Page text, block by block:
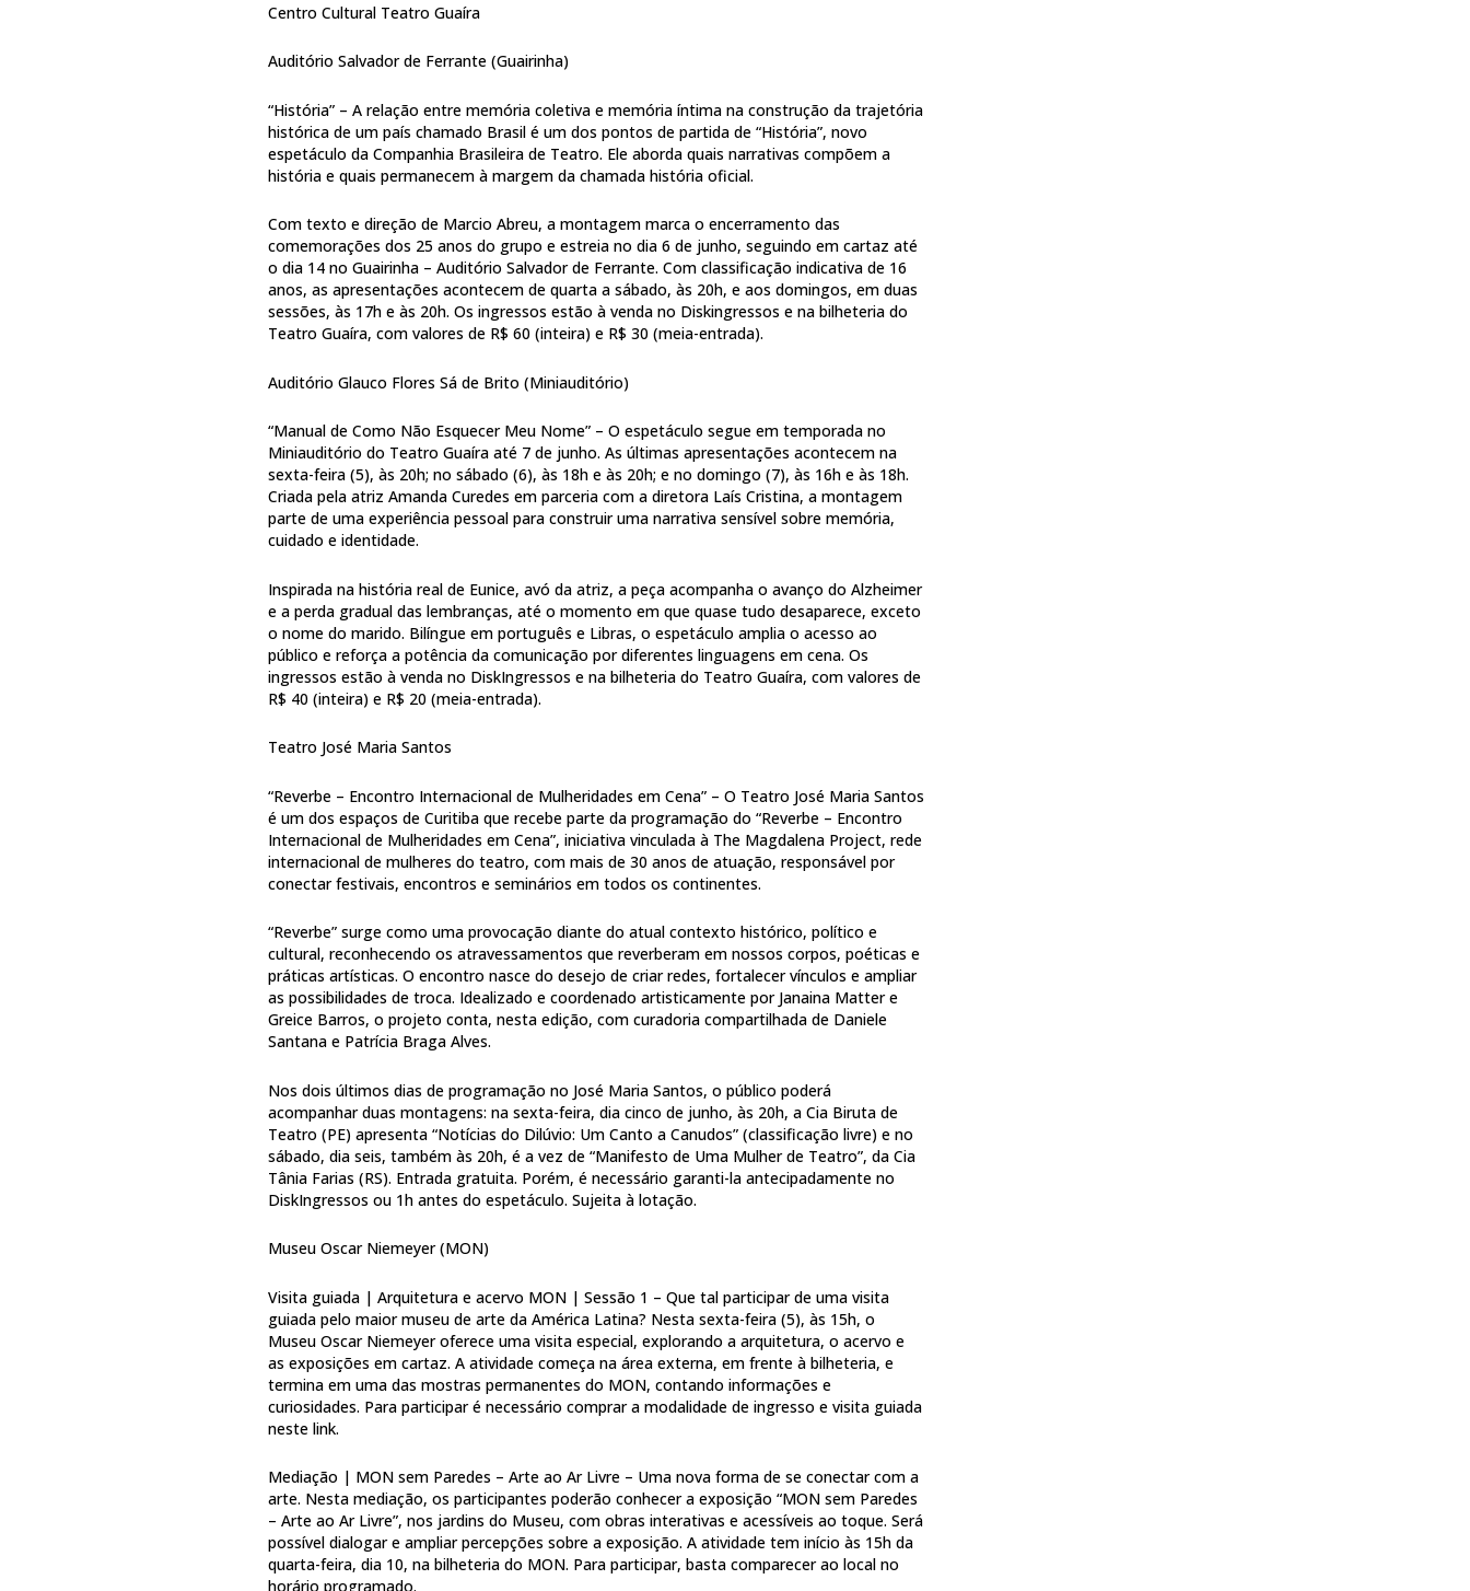
Centro Cultural Teatro Guaíra
Auditório Salvador de Ferrante (Guairinha)
“História” – A relação entre memória coletiva e memória íntima na construção da trajetória
histórica de um país chamado Brasil é um dos pontos de partida de “História”, novo
espetáculo da Companhia Brasileira de Teatro. Ele aborda quais narrativas compõem a
história e quais permanecem à margem da chamada história oficial.
Com texto e direção de Marcio Abreu, a montagem marca o encerramento das
comemorações dos 25 anos do grupo e estreia no dia 6 de junho, seguindo em cartaz até
o dia 14 no Guairinha – Auditório Salvador de Ferrante. Com classificação indicativa de 16
anos, as apresentações acontecem de quarta a sábado, às 20h, e aos domingos, em duas
sessões, às 17h e às 20h. Os ingressos estão à venda no Diskingressos e na bilheteria do
Teatro Guaíra, com valores de R$ 60 (inteira) e R$ 30 (meia-entrada).
Auditório Glauco Flores Sá de Brito (Miniauditório)
“Manual de Como Não Esquecer Meu Nome” – O espetáculo segue em temporada no
Miniauditório do Teatro Guaíra até 7 de junho. As últimas apresentações acontecem na
sexta-feira (5), às 20h; no sábado (6), às 18h e às 20h; e no domingo (7), às 16h e às 18h.
Criada pela atriz Amanda Curedes em parceria com a diretora Laís Cristina, a montagem
parte de uma experiência pessoal para construir uma narrativa sensível sobre memória,
cuidado e identidade.
Inspirada na história real de Eunice, avó da atriz, a peça acompanha o avanço do Alzheimer
e a perda gradual das lembranças, até o momento em que quase tudo desaparece, exceto
o nome do marido. Bilíngue em português e Libras, o espetáculo amplia o acesso ao
público e reforça a potência da comunicação por diferentes linguagens em cena. Os
ingressos estão à venda no DiskIngressos e na bilheteria do Teatro Guaíra, com valores de
R$ 40 (inteira) e R$ 20 (meia-entrada).
Teatro José Maria Santos
“Reverbe – Encontro Internacional de Mulheridades em Cena” – O Teatro José Maria Santos
é um dos espaços de Curitiba que recebe parte da programação do “Reverbe – Encontro
Internacional de Mulheridades em Cena”, iniciativa vinculada à The Magdalena Project, rede
internacional de mulheres do teatro, com mais de 30 anos de atuação, responsável por
conectar festivais, encontros e seminários em todos os continentes.
“Reverbe” surge como uma provocação diante do atual contexto histórico, político e
cultural, reconhecendo os atravessamentos que reverberam em nossos corpos, poéticas e
práticas artísticas. O encontro nasce do desejo de criar redes, fortalecer vínculos e ampliar
as possibilidades de troca. Idealizado e coordenado artisticamente por Janaina Matter e
Greice Barros, o projeto conta, nesta edição, com curadoria compartilhada de Daniele
Santana e Patrícia Braga Alves.
Nos dois últimos dias de programação no José Maria Santos, o público poderá
acompanhar duas montagens: na sexta-feira, dia cinco de junho, às 20h, a Cia Biruta de
Teatro (PE) apresenta “Notícias do Dilúvio: Um Canto a Canudos” (classificação livre) e no
sábado, dia seis, também às 20h, é a vez de “Manifesto de Uma Mulher de Teatro”, da Cia
Tânia Farias (RS). Entrada gratuita. Porém, é necessário garanti-la antecipadamente no
DiskIngressos ou 1h antes do espetáculo. Sujeita à lotação.
Museu Oscar Niemeyer (MON)
Visita guiada | Arquitetura e acervo MON | Sessão 1 – Que tal participar de uma visita
guiada pelo maior museu de arte da América Latina? Nesta sexta-feira (5), às 15h, o
Museu Oscar Niemeyer oferece uma visita especial, explorando a arquitetura, o acervo e
as exposições em cartaz. A atividade começa na área externa, em frente à bilheteria, e
termina em uma das mostras permanentes do MON, contando informações e
curiosidades. Para participar é necessário comprar a modalidade de ingresso e visita guiada
neste link.
Mediação | MON sem Paredes – Arte ao Ar Livre – Uma nova forma de se conectar com a
arte. Nesta mediação, os participantes poderão conhecer a exposição “MON sem Paredes
– Arte ao Ar Livre”, nos jardins do Museu, com obras interativas e acessíveis ao toque. Será
possível dialogar e ampliar percepções sobre a exposição. A atividade tem início às 15h da
quarta-feira, dia 10, na bilheteria do MON. Para participar, basta comparecer ao local no
horário programado.